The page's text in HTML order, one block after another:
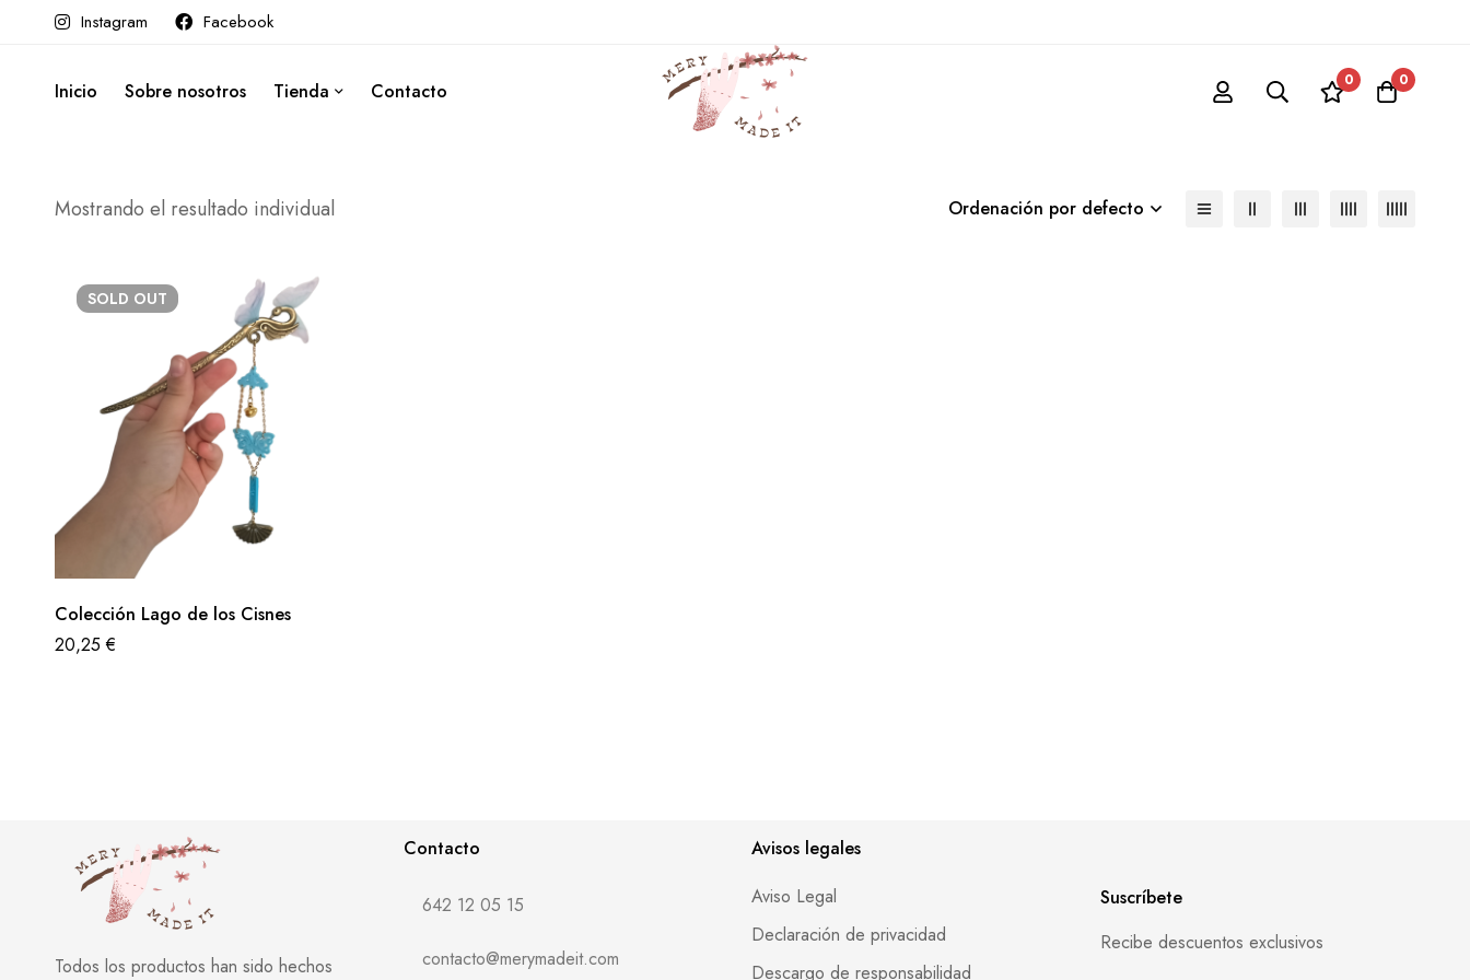
Instagram Facebook
Inicio Sobre nosotros Tienda Contacto 0 0
cisne
Productos
Mostrando el resultado individual Ordenación por defecto
SOLD OUT
Colección Lago de los Cisnes
20,25€
Todos los productos han sido hechos
Contacto
642 12 05 15
contacto@merymadeit.com
Avisos legales
Aviso Legal
Declaración de privacidad
Descargo de responsabilidad
Suscríbete
Recibe descuentos exclusivos